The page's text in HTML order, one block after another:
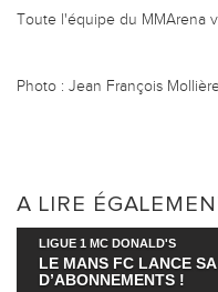
Toute l'équipe du MMArena
Photo : Jean François
A LIRE
LIGUE 1 MC DONALD'S
LE MANS FC LANCE
D’ABONNEMENTS !